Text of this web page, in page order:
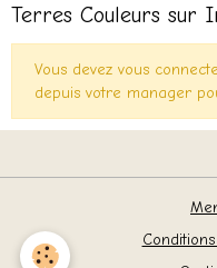
Terres Couleurs sur
Vous devez vous
depuis votre manager